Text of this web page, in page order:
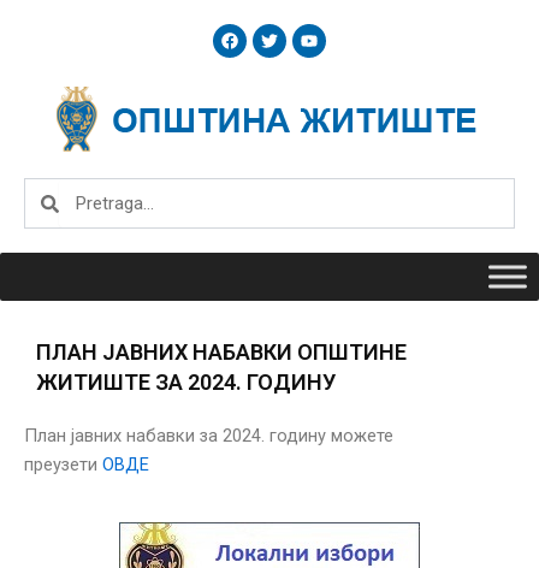
F
a
c
o
o
T
w
i
e
r
Y
o
u
b
e
Search
ПЛАН ЈАВНИХ НАБАВКИ ОПШТИНЕ
ЖИТИШТЕ ЗА 2024. ГОДИНУ
План јавних набавки за 2024. годину можете
преузети ОВДЕ